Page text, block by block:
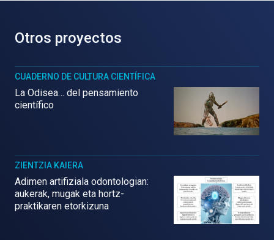
Otros proyectos
CUADERNO DE CULTURA CIENTÍFICA
La Odisea… del pensamiento
científico
ZIENTZIA KAIERA
Adimen artifiziala odontologian:
aukerak, mugak eta hortz-
praktikaren etorkizuna